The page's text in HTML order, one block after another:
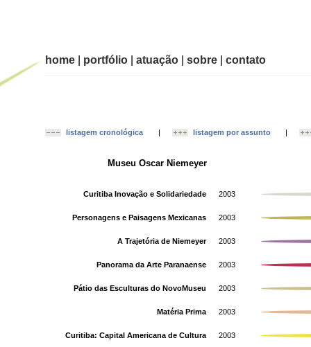
home portfólio atuação sobre contato
listagem cronológica | listagem por assunto |
Museu Oscar Niemeyer
Curitiba Inovação e Solidariedade 2003
Personagens e Paisagens Mexicanas 2003
A Trajetória de Niemeyer 2003
Panorama da Arte Paranaense 2003
Pátio das Esculturas do NovoMuseu 2003
Matéria Prima 2003
Curitiba: Capital Americana de Cultura 2003